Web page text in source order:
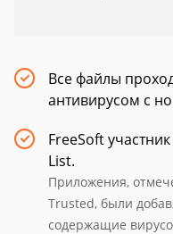
Все файлы
антивирусом с
FreeSoft
List.
Приложения,
Trusted, были
содержащие